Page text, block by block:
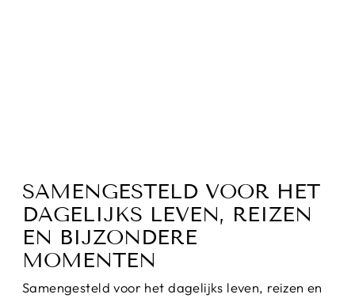
SAMENGESTELD VOOR HET
DAGELIJKS LEVEN, REIZEN
EN BIJZONDERE
MOMENTEN
Samengesteld voor het dagelijks leven, reizen en